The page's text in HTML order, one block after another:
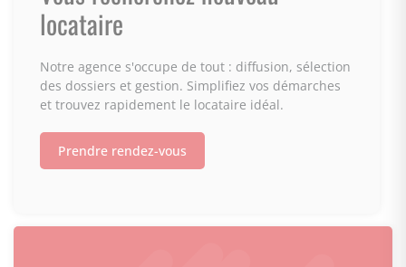
locataire
Notre agence s'occupe de tout : diffusion, sélection
des dossiers et gestion. Simplifiez vos démarches
et trouvez rapidement le locataire idéal.
Prendre rendez-vous